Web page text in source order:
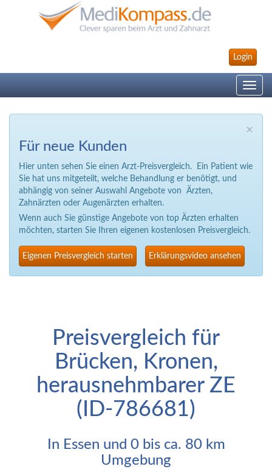
Login
Toggle
×
Für neue Kunden
Hier unten sehen Sie einen Arzt-Preisvergleich. Ein Patient wie
Sie hat uns mitgeteilt, welche Behandlung er benötigt, und
abhängig von seiner Auswahl Angebote von Ärzten,
Zahnärzten oder Augenärzten erhalten.
Wenn auch Sie günstige Angebote von top Ärzten erhalten
möchten, starten Sie Ihren eigenen kostenlosen Preisvergleich.
Eigenen Preisvergleich starten Erklärungsvideo ansehen
Preisvergleich für
Brücken, Kronen,
herausnehmbarer ZE
(ID-786681)
In Essen und 0 bis ca. 80 km
Umgebung